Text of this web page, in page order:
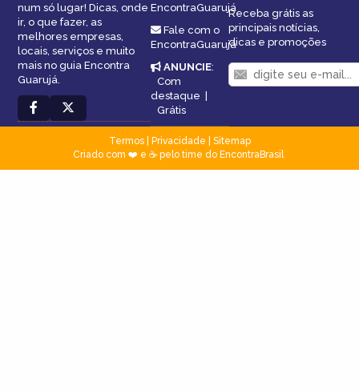
num só lugar! Dicas, onde
ir, o que fazer, as
melhores empresas,
locais, serviços e muito
mais no guia Encontra
Guarujá.
EncontraGuarujá
Fale com o
EncontraGuarujá
ANUNCIE:
Com
destaque |
Grátis
Receba grátis as
principais notícias,
dicas e promoções
Termos| Privacidade
Sitemap
Criado com ❤️ e ☕ pelo time do EncontraBrasil